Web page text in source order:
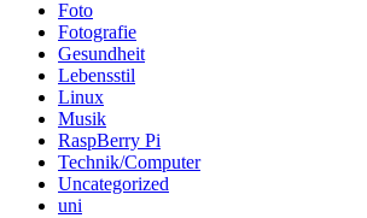
Foto
Fotografie
Gesundheit
Lebensstil
Linux
Musik
RaspBerry Pi
Technik/Computer
Uncategorized
uni